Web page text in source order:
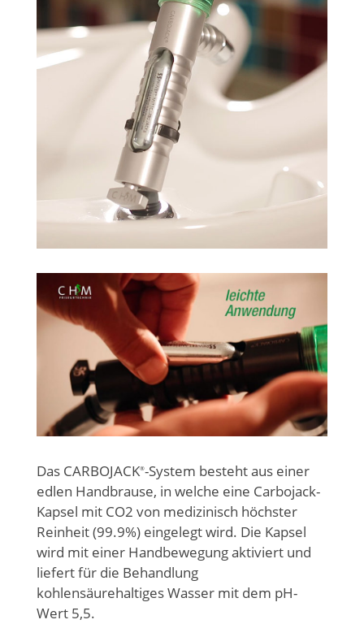
Das CARBOJACK®-System besteht aus einer
edlen Handbrause, in welche eine Carbojack-
Kapsel mit CO2 von medizinisch höchster
Reinheit (99.9%) eingelegt wird. Die Kapsel
wird mit einer Handbewegung aktiviert und
liefert für die Behandlung
kohlensäurehaltiges Wasser mit dem pH-
Wert 5,5.